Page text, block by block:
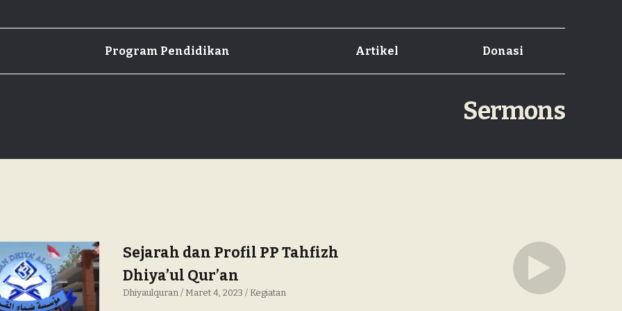
Program Pendidikan Artikel Donasi
Sermons
Sejarah dan Profil PP Tahfizh
Dhiya’ul Qur’an
Dhiyaulquran Maret 4, 2023 Kegiatan